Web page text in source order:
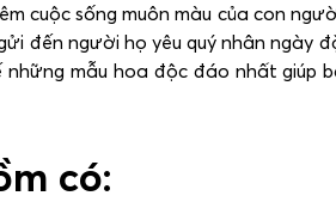
cuộc sống muôn màu của con
đến người họ yêu quý nhân ngày
mẫu hoa độc đáo nhất giúp
có: